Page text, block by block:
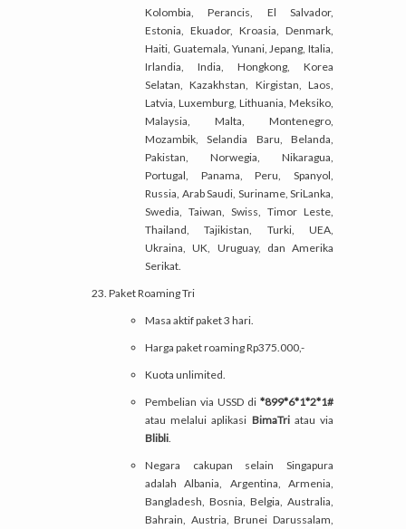
Kolombia, Perancis, El Salvador,
Estonia, Ekuador, Kroasia, Denmark,
Haiti, Guatemala, Yunani, Jepang, Italia,
Irlandia, India, Hongkong, Korea
Selatan, Kazakhstan, Kirgistan, Laos,
Latvia, Luxemburg, Lithuania, Meksiko,
Malaysia, Malta, Montenegro,
Mozambik, Selandia Baru, Belanda,
Pakistan, Norwegia, Nikaragua,
Portugal, Panama, Peru, Spanyol,
Russia, Arab Saudi, Suriname, SriLanka,
Swedia, Taiwan, Swiss, Timor Leste,
Thailand, Tajikistan, Turki, UEA,
Ukraina, UK, Uruguay, dan Amerika
Serikat.
Paket Roaming Tri
Masa aktif paket 3 hari.
Harga paket roaming Rp375.000,-
Kuota unlimited.
Pembelian via USSD di *899*6*1*2*1#
atau melalui aplikasi BimaTri atau via
Blibli
Negara cakupan selain Singapura
adalah Albania, Argentina, Armenia,
Bangladesh, Bosnia, Belgia, Australia,
Bahrain, Austria, Brunei Darussalam,